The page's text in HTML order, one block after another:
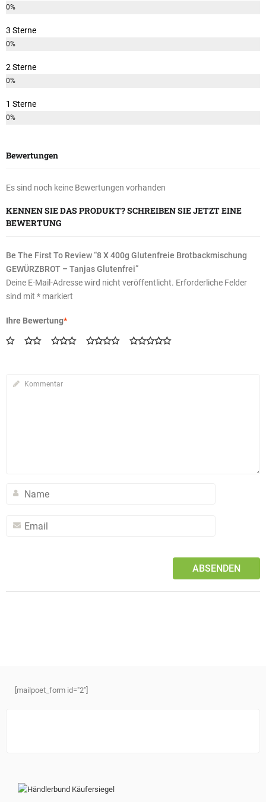
0%
3 Sterne
0%
2 Sterne
0%
1 Sterne
0%
Bewertungen
Es sind noch keine Bewertungen vorhanden
KENNEN SIE DAS PRODUKT? SCHREIBEN SIE JETZT EINE
BEWERTUNG
Be The First To Review “8 X 400g Glutenfreie Brotbackmischung
GEWÜRZBROT – Tanjas Glutenfrei”
Deine E-Mail-Adresse wird nicht veröffentlicht. Erforderliche Felder
sind mit * markiert
Ihre Bewertung*
[mailpoet_form id="2"]